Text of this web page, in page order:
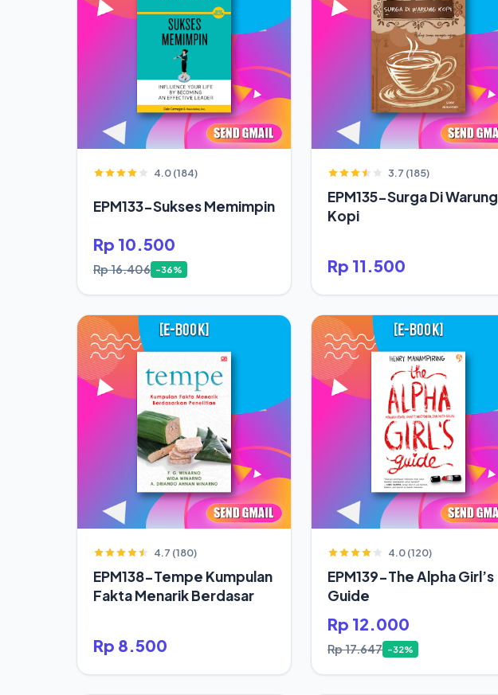
4.0 (184)
EPM133-Sukses Memimpin
Rp 10.500
Rp 16.406 -36%
3.7 (185)
EPM135-Surga Di Warung
Kopi
Rp 11.500
4.7 (180)
EPM138-Tempe Kumpulan
Fakta Menarik Berdasar
Rp 8.500
4.0 (120)
EPM139-The Alpha Girl’s
Guide
Rp 12.000
Rp 17.647 -32%